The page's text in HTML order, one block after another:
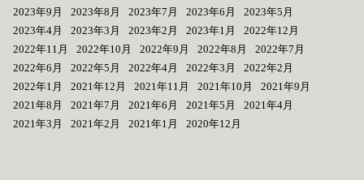
2023年9月
2023年8月 2023年7月 2023年6月
2023年5月
2023年4月
2023年3月 2023年2月 2023年1月
2022年12月
2022年11月
2022年10月 2022年9月 2022年8月
2022年7月
2022年6月
2022年5月 2022年4月 2022年3月
2022年2月
2022年1月
2021年12月 2021年11月 2021年10月
2021年9月
2021年8月
2021年7月 2021年6月 2021年5月
2021年4月
2021年3月
2021年2月 2021年1月 2020年12月